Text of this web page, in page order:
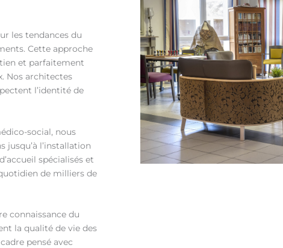
les tendances du
Cette approche
et parfaitement
Nos architectes
l’identité de
social, nous
jusqu’à l’installation
spécialisés et
de milliers de
connaissance du
la qualité de vie des
pensé avec